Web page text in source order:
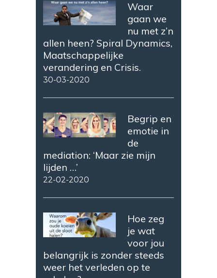
Waar
gaan we
nu met z’n
allen heen? Spiral Dynamics,
Maatschappelijke
verandering en Crisis.
30-03-2020
Begrip en
emotie in
de
mediation: ‘Maar zie mijn
lijden …’
22-02-2020
Hoe zeg
je wat
voor jou
belangrijk is zonder steeds
weer het verleden op te